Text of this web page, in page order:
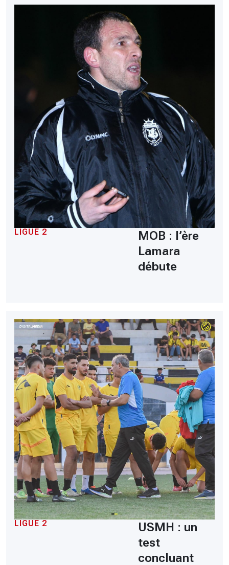
LIGUE 2
MOB : l’ère
Lamara
débute
LIGUE 2
USMH : un
test
concluant